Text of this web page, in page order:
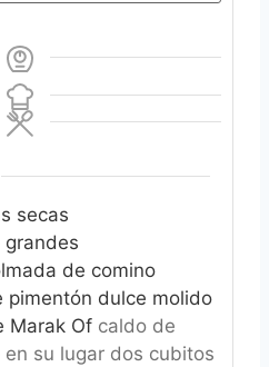
secas
de comino
pimentón dulce molido
Marak Of caldo de
en su lugar dos cubitos